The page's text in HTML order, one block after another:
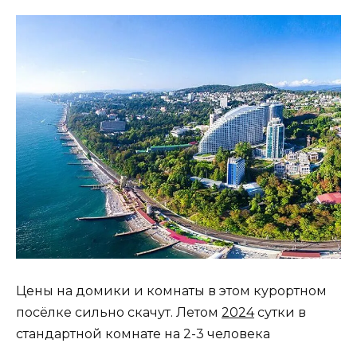
Цены на домики и комнаты в этом курортном
посёлке сильно скачут. Летом 2024сутки в
стандартной комнате на 2-3 человека